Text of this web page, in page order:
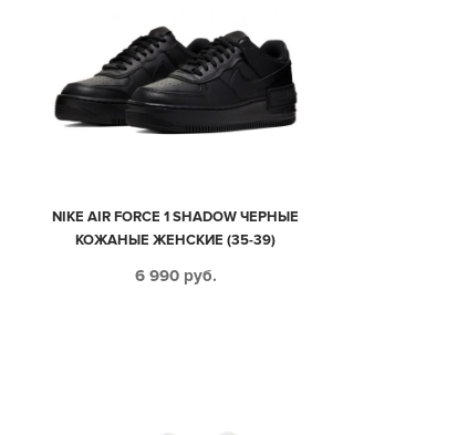
NIKE AIR FORCE 1 SHADOW ЧЕРНЫЕ
КОЖАНЫЕ ЖЕНСКИЕ (35-39)
6 990 руб.